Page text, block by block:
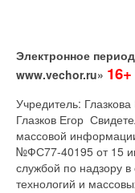
Электронное
www.vechor.ru» 16+
Учредитель:
Глазков Егор
массовой
№ФС77-40195 от 15
службой по надзору
технологий и